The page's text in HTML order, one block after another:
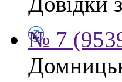
№ 7